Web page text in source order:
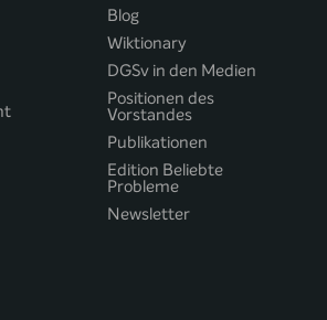
Blog
Wiktionary
DGSv in den Medien
Positionen des
Vorstandes
Publikationen
Edition Beliebte
Probleme
Newsletter